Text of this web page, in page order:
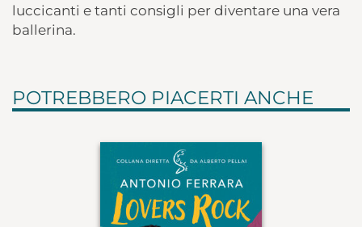
luccicanti e tanti consigli per diventare una vera
ballerina.
POTREBBERO PIACERTI ANCHE